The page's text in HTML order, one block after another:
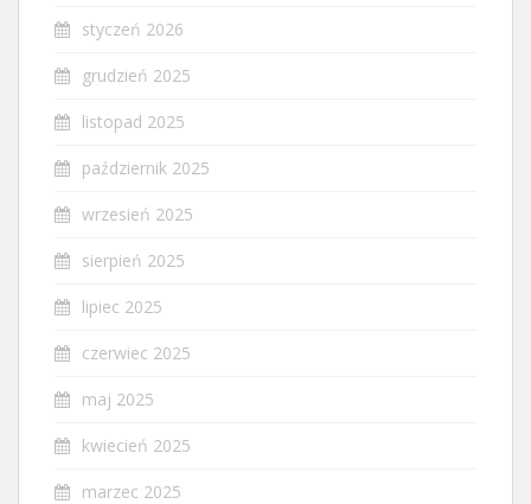
styczeń 2026
grudzień 2025
listopad 2025
październik 2025
wrzesień 2025
sierpień 2025
lipiec 2025
czerwiec 2025
maj 2025
kwiecień 2025
marzec 2025